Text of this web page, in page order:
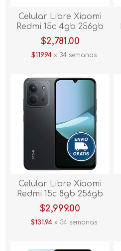
Celular Libre Xiaomi
Redmi 15c 4gb 256gb
Azul
$2,781.00
$119.94x 34 semanas
Celular Libre Xiaomi
Redmi 15c 8gb 256gb
Negro
$2,999.00
$131.94x 34 semanas